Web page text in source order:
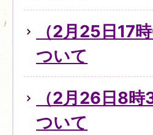
（2月25日17
ついて
（2月26日8
ついて